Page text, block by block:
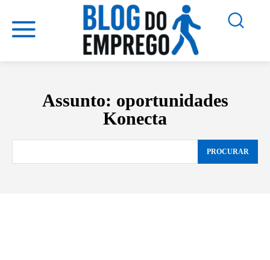
Assunto: oportunidades
Konecta
PROCURAR